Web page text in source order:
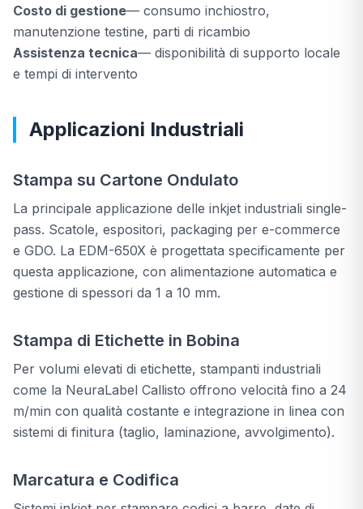
Costo di gestione— consumo inchiostro,
manutenzione testine, parti di ricambio
Assistenza tecnica— disponibilità di supporto locale
e tempi di intervento
Applicazioni Industriali
Stampa su Cartone Ondulato
La principale applicazione delle inkjet industriali single-
pass. Scatole, espositori, packaging per e-commerce
e GDO. La EDM-650X è progettata specificamente per
questa applicazione, con alimentazione automatica e
gestione di spessori da 1 a 10 mm.
Stampa di Etichette in Bobina
Per volumi elevati di etichette, stampanti industriali
come la NeuraLabel Callisto offrono velocità fino a 24
m/min con qualità costante e integrazione in linea con
sistemi di finitura (taglio, laminazione, avvolgimento).
Marcatura e Codifica